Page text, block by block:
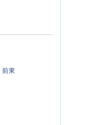
前東